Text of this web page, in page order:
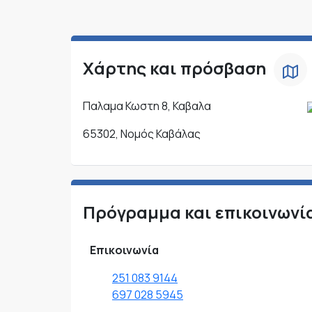
Χάρτης και πρόσβαση
Παλαμα Κωστη 8, Καβαλα
65302, Νομός Καβάλας
Πρόγραμμα και
Επικοινωνία
251 083 9144
697 028 5945